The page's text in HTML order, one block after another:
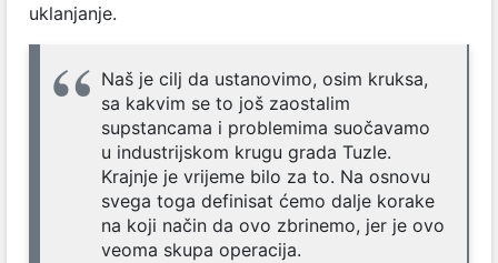
uklanjanje.
Naš je cilj da ustanovimo, osim kruksa,
sa kakvim se to još zaostalim
supstancama i problemima suočavamo
u industrijskom krugu grada Tuzle.
Krajnje je vrijeme bilo za to. Na osnovu
svega toga definisat ćemo dalje korake
na koji način da ovo zbrinemo, jer je ovo
veoma skupa operacija.